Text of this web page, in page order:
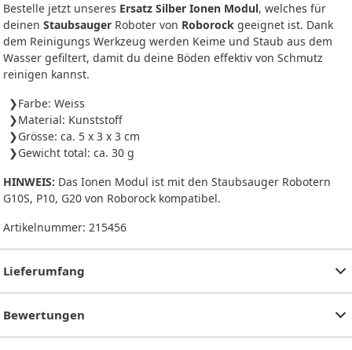
Bestelle jetzt unseres Ersatz Silber Ionen Modul, welches für
deinen Staubsauger Roboter von Roborock geeignet ist. Dank
dem Reinigungs Werkzeug werden Keime und Staub aus dem
Wasser gefiltert, damit du deine Böden effektiv von Schmutz
reinigen kannst.
Farbe: Weiss
Material: Kunststoff
Grösse: ca. 5 x 3 x 3 cm
Gewicht total: ca. 30 g
HINWEIS: Das Ionen Modul ist mit den Staubsauger Robotern
G10S, P10, G20 von Roborock kompatibel.
Artikelnummer: 215456
Lieferumfang
Bewertungen